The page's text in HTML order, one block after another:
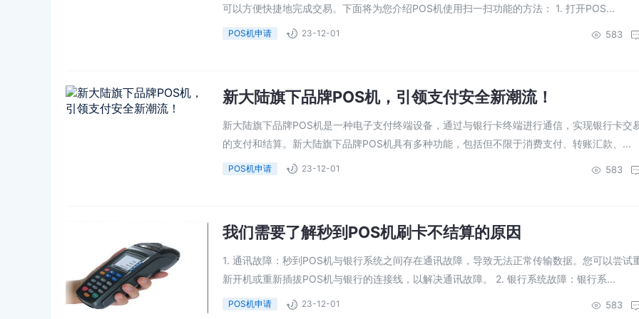
可以方便快捷地完成交易。下面将为您介绍POS机使用扫一扫功能的方法： 1. 打开POS...
POS机申请 23-12-01 583
新大陆旗下品牌POS机，引领支付安全新潮流！
新大陆旗下品牌POS机是一种电子支付终端设备，通过与银行卡终端进行通信，实现银行卡交
的支付和结算。新大陆旗下品牌POS机具有多种功能，包括但不限于消费支付、转账汇款、...
POS机申请 23-12-01 583
我们需要了解秒到POS机刷卡不结算的原因
1. 通讯故障：秒到POS机与银行系统之间存在通讯故障，导致无法正常传输数据。您可以尝试
新开机或重新插拔POS机与银行的连接线，以解决通讯故障。 2. 银行系统故障：银行系...
POS机申请 23-12-01 583